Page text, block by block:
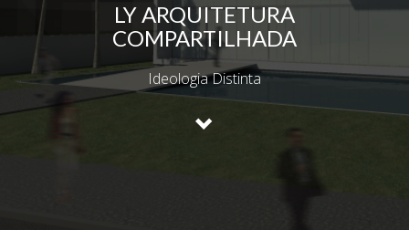
LY ARQUITETURA
COMPARTILHADA
Ideologia Distinta